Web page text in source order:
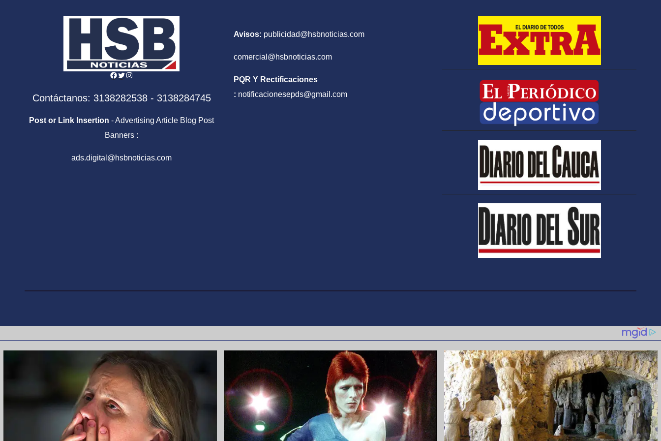
Facebook
Twitter
Instagram
Contáctanos: 3138282538 - 3138284745
Post or Link Insertion - Advertising Article Blog Post
Banners :
ads.digital@hsbnoticias.com
Avisos: publicidad@hsbnoticias.com
comercial@hsbnoticias.com
PQR Y Rectificaciones
: notificacionesepds@gmail.com